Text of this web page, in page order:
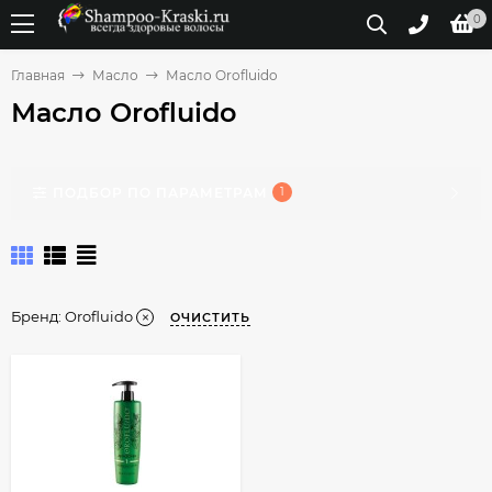
0
Главная Масло Масло Orofluido
Масло Orofluido
1
Бренд: Orofluido ОЧИСТИТЬ